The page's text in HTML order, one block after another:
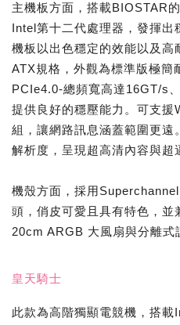
主機板方面，搭載BIOSTAR
Intel第十二代處理器，發揮
機板以出色穩定的效能以及
ATX規格，外觀為標準版極簡
PCIe4.0-總頻寬高達16GT/s
提供良好的穩壓能力。可支
組，讓網路訊息涵蓋範圍更
解析度，呈現超高清內容與超
機殼方面，採用
頭，俏皮可愛且具有特色，並
20cm ARGB 大風扇與分離式
皇天騎士
此款為高階獨顯電競機，搭